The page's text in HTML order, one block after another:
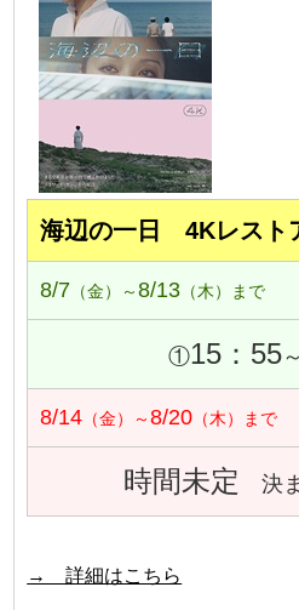
海辺の一日 4Kレスト
8/7 （金）～8/13 （木）まで
①15：55
8/14 （金）～8/20 （木）まで
時間未定 決
→ 詳細はこちら